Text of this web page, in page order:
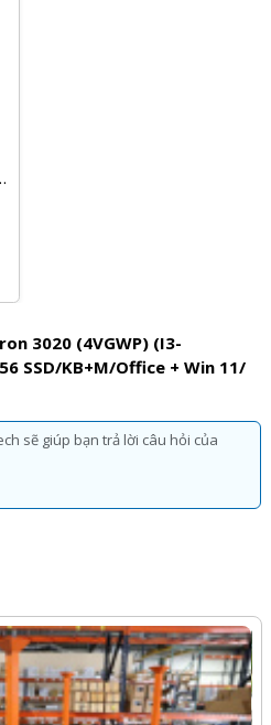
3020 (4VGWP) (i3-
SSD/KB+M/Office + Win 11/